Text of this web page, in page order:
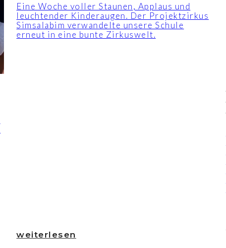
Eine Woche voller Staunen, Applaus und
leuchtender Kinderaugen. Der Projektzirkus
Simsalabim verwandelte unsere Schule
erneut in eine bunte Zirkuswelt.
weiterlesen